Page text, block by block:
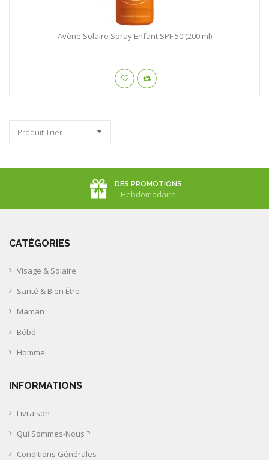
Avène Solaire Spray Enfant SPF 50 (200 ml)
Produit Trier
DES PROMOTIONS
Hebdomadaire
CATÉGORIES
Visage & Solaire
Santé & Bien Être
Maman
Bébé
Homme
INFORMATIONS
Livraison
Qui Sommes-Nous ?
Conditions Générales